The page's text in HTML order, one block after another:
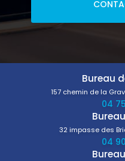
Bureau
157 chemin de la
04
32 impasse des
04